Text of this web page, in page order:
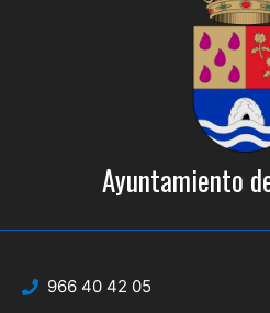
Ayuntamiento
966 40 42 05